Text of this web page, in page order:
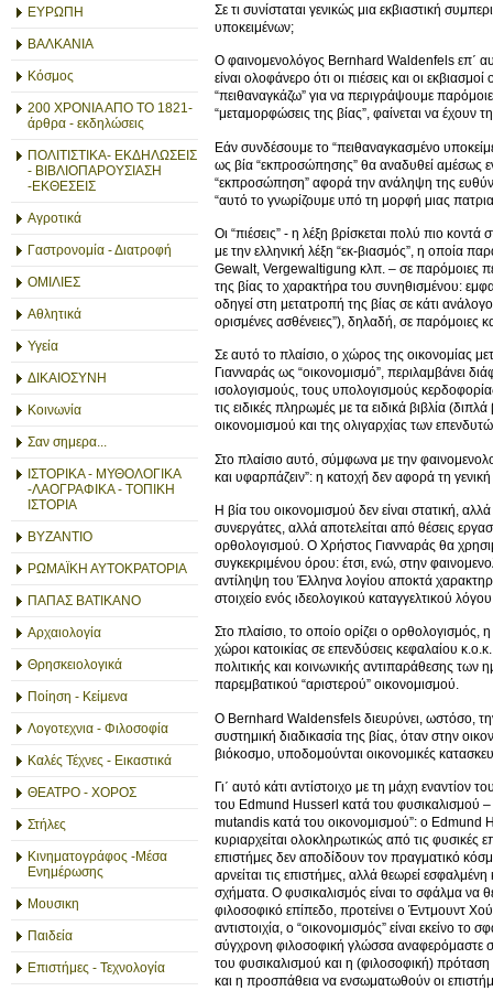
ΕΥΡΩΠΗ
ΒΑΛΚΑΝΙΑ
Κόσμος
200 ΧΡΟΝΙΑ ΑΠΟ ΤΟ 1821-
άρθρα - εκδηλώσεις
ΠΟΛΙΤΙΣΤΙΚΑ- ΕΚΔΗΛΩΣΕΙΣ
- ΒΙΒΛΙΟΠΑΡΟΥΣΙΑΣΗ
-ΕΚΘΕΣΕΙΣ
Αγροτικά
Γαστρονομία - Διατροφή
ΟΜΙΛΙΕΣ
Αθλητικά
Υγεία
ΔΙΚΑΙΟΣΥΝΗ
Κοινωνία
Σαν σημερα...
ΙΣΤΟΡΙΚΑ - ΜΥΘΟΛΟΓΙΚΑ
-ΛΑΟΓΡΑΦΙΚΑ - ΤΟΠΙΚΗ
ΙΣΤΟΡΙΑ
ΒΥΖΑΝΤΙΟ
ΡΩΜΑΪΚΗ ΑΥΤΟΚΡΑΤΟΡΙΑ
ΠΑΠΑΣ ΒΑΤΙΚΑΝΟ
Αρχαιολογία
Θρησκειολογικά
Ποίηση - Κείμενα
Λογοτεχνια - Φιλοσοφία
Καλές Τέχνες - Εικαστικά
ΘΕΑΤΡΟ - ΧΟΡΟΣ
Στήλες
Κινηματογράφος -Μέσα
Ενημέρωσης
Μουσικη
Παιδεία
Επιστήμες - Τεχνολογία
Σε τι συνίσταται γενικώς μια εκβιαστική
υποκειμένων;
Ο φαινομενολόγος Bernhard Waldenfels επ΄
είναι ολοφάνερο ότι οι πιέσεις και οι
“πειθαναγκάζω” για να περιγράψουμε
“μεταμορφώσεις της βίας”, φαίνεται να έχουν
Εάν συνδέσουμε το “πειθαναγκασμένο
ως βία “εκπροσώπησης” θα αναδυθεί αμέσως
“εκπροσώπηση” αφορά την ανάληψη της
“αυτό το γνωρίζουμε υπό τη μορφή μιας
Οι “πιέσεις” - η λέξη βρίσκεται πολύ πιο
με την ελληνική λέξη “εκ-βιασμός”, η οποία
Gewalt, Vergewaltigung κλπ. – σε παρόμοιες
της βίας το χαρακτήρα του συνηθισμένου:
οδηγεί στη μετατροπή της βίας σε κάτι
ορισμένες ασθένειες”), δηλαδή, σε παρόμοιες
Σε αυτό το πλαίσιο, ο χώρος της οικονομίας
Γιανναράς ως “οικονομισμό”, περιλαμβάνει
ισολογισμούς, τους υπολογισμούς
τις ειδικές πληρωμές με τα ειδικά βιβλία
οικονομισμού και της ολιγαρχίας των
Στο πλαίσιο αυτό, σύμφωνα με την
και υφαρπάζειν”: η κατοχή δεν αφορά τη
Η βία του οικονομισμού δεν είναι στατική,
συνεργάτες, αλλά αποτελείται από θέσεις
ορθολογισμού. Ο Χρήστος Γιανναράς θα
συγκεκριμένου όρου: έτσι, ενώ, στην
αντίληψη του Έλληνα λογίου αποκτά
στοιχείο ενός ιδεολογικού καταγγελτικού
Στο πλαίσιο, το οποίο ορίζει ο
χώροι κατοικίας σε επενδύσεις κεφαλαίου
πολιτικής και κοινωνικής αντιπαράθεσης των
παρεμβατικού “αριστερού” οικονομισμού.
Ο Bernhard Waldensfels διευρύνει, ωστόσο,
συστημική διαδικασία της βίας, όταν στην
βιόκοσμο, υποδομούνται οικονομικές
Γι΄ αυτό κάτι αντίστοιχο με τη μάχη εναντίον
του Edmund Husserl κατά του φυσικαλισμού –
mutandis κατά του οικονομισμού”: ο Edmund
κυριαρχείται ολοκληρωτικώς από τις φυσικές
επιστήμες δεν αποδίδουν τον πραγματικό
αρνείται τις επιστήμες, αλλά θεωρεί
σχήματα. Ο φυσικαλισμός είναι το σφάλμα να
φιλοσοφικό επίπεδο, προτείνει ο Έντμουντ
αντιστοιχία, ο “οικονομισμός” είναι εκείνο
σύγχρονη φιλοσοφική γλώσσα αναφερόμαστε σε
του φυσικαλισμού και η (φιλοσοφική)
και η προσπάθεια να ενσωματωθούν οι